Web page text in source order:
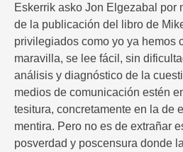
Eskerrik asko Jon Elgezabal por
de la publicación del libro de
privilegiados como yo ya hemos
maravilla, se lee fácil, sin
análisis y diagnóstico de la
medios de comunicación estén
tesitura, concretamente en la de
mentira. Pero no es de extrañar
posverdad y poscensura donde